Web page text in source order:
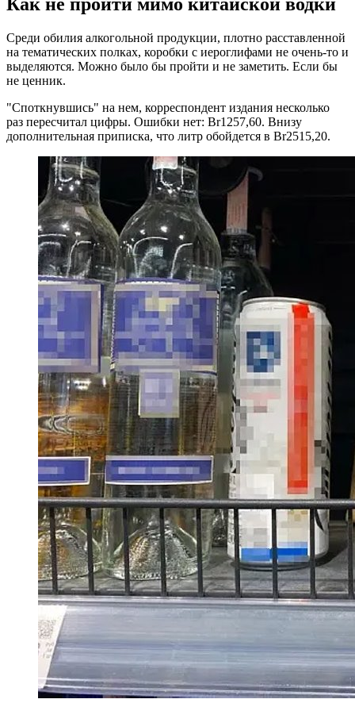
Среди обилия алкогольной продукции, плотно расставленной
на тематических полках, коробки с иероглифами не очень-то и
выделяются. Можно было бы пройти и не заметить. Если бы
не ценник.
"Споткнувшись" на нем, корреспондент издания несколько
раз пересчитал цифры. Ошибки нет: Br1257,60. Внизу
дополнительная приписка, что литр обойдется в Br2515,20.